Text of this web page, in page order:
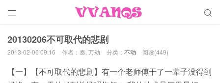
 
20130206不可取代的悲剧
2013-02-06 09:16 作者：秦, 万劫 分类： 不动 阅读(449)
【一】【不可取代的悲剧】有一个老师傅干了一辈子没得到